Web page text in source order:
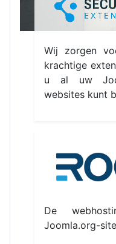
Wij zorgen
krachtige
u al uw
websites kunt
De
Joomla.org-